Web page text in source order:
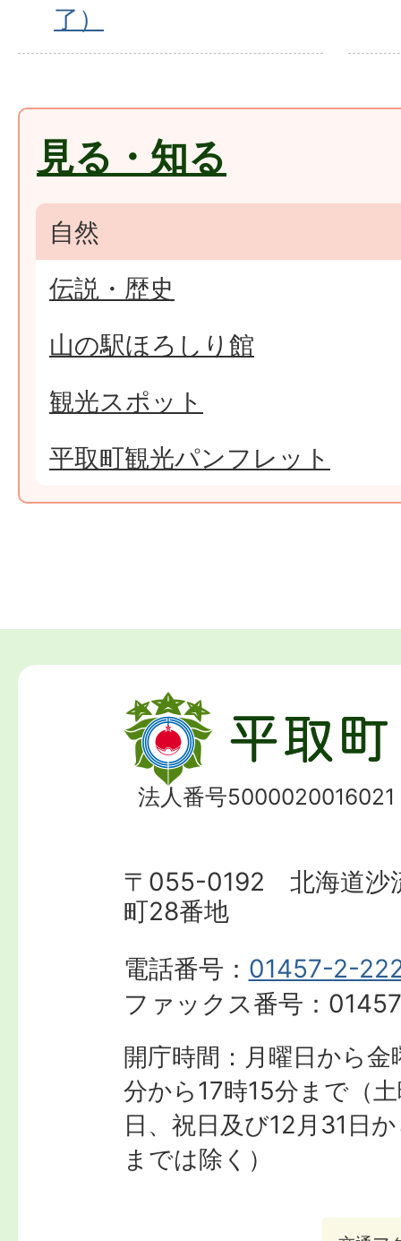
了）
見る・知る
自然
伝説・歴史
山の駅ほろしり館
観光スポット
平取町観光パンフレット
法人番号5000020016021
〒055-0192 北海道沙
町28番地
電話番号： 01457-2-
ファックス番号：
開庁時間：月曜日から
分から17時15分まで（
日、祝日及び12月31日
までは除く）